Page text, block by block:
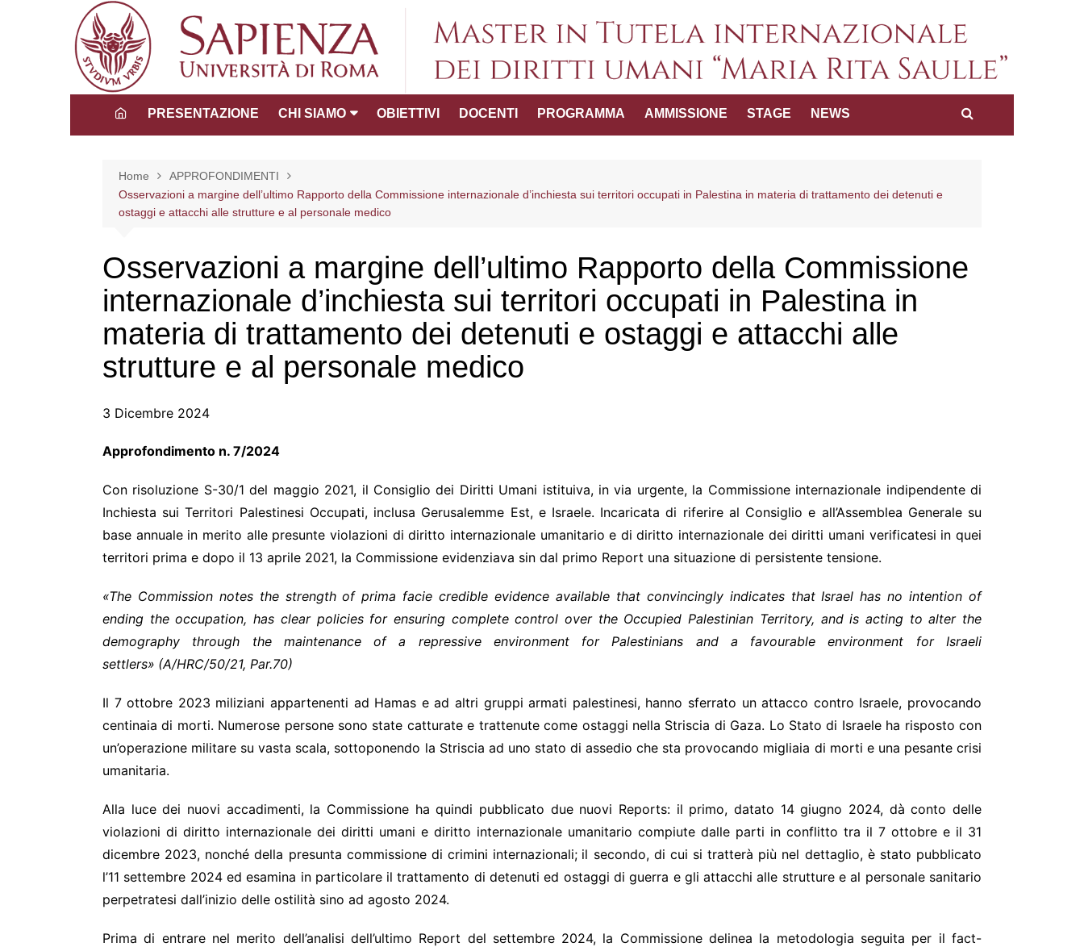
Master in Tutela internazionale dei diritti
umani "Maria Rita Saulle"
PRESENTAZIONE CHI SIAMO
Consiglio didattico-
Tutors
OBIETTIVI DOCENTI PROGRAMMA AMMISSIONE STAGE NEWS
Home
APPROFONDIMENTI
Osservazioni a margine dell’ultimo Rapporto della Commissione internazionale d’inchiesta sui territori occupati in Palestina in materia di trattamento dei detenuti e
ostaggi e attacchi alle strutture e al personale medico
Osservazioni a margine dell’ultimo Rapporto della Commissione
internazionale d’inchiesta sui territori occupati in Palestina in
materia di trattamento dei detenuti e ostaggi e attacchi alle
strutture e al personale medico
3 Dicembre 2024
Approfondimento n. 7/2024
Con risoluzione S-30/1 del maggio 2021, il Consiglio dei Diritti Umani istituiva, in via urgente, la Commissione internazionale indipendente di
Inchiesta sui Territori Palestinesi Occupati, inclusa Gerusalemme Est, e Israele. Incaricata di riferire al Consiglio e all’Assemblea Generale su
base annuale in merito alle presunte violazioni di diritto internazionale umanitario e di diritto internazionale dei diritti umani verificatesi in quei
territori prima e dopo il 13 aprile 2021, la Commissione evidenziava sin dal primo Report una situazione di persistente tensione.
«The Commission notes the strength of prima facie credible evidence available that convincingly indicates that Israel has no intention of
ending the occupation, has clear policies for ensuring complete control over the Occupied Palestinian Territory, and is acting to alter the
demography through the maintenance of a repressive environment for Palestinians and a favourable environment for Israeli
settlers» (A/HRC/50/21, Par.70)
Il 7 ottobre 2023 miliziani appartenenti ad Hamas e ad altri gruppi armati palestinesi, hanno sferrato un attacco contro Israele, provocando
centinaia di morti. Numerose persone sono state catturate e trattenute come ostaggi nella Striscia di Gaza. Lo Stato di Israele ha risposto con
un’operazione militare su vasta scala, sottoponendo la Striscia ad uno stato di assedio che sta provocando migliaia di morti e una pesante crisi
umanitaria.
Alla luce dei nuovi accadimenti, la Commissione ha quindi pubblicato due nuovi Reports: il primo, datato 14 giugno 2024, dà conto delle
violazioni di diritto internazionale dei diritti umani e diritto internazionale umanitario compiute dalle parti in conflitto tra il 7 ottobre e il 31
dicembre 2023, nonché della presunta commissione di crimini internazionali; il secondo, di cui si tratterà più nel dettaglio, è stato pubblicato
l’11 settembre 2024 ed esamina in particolare il trattamento di detenuti ed ostaggi di guerra e gli attacchi alle strutture e al personale sanitario
perpetratesi dall’inizio delle ostilità sino ad agosto 2024.
Prima di entrare nel merito dell’analisi dell’ultimo Report del settembre 2024, la Commissione delinea la metodologia seguita per il fact-